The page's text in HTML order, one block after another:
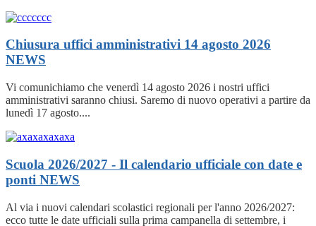
Chiusura uffici amministrativi 14 agosto 2026
NEWS
Vi comunichiamo che venerdì 14 agosto 2026 i nostri uffici
amministrativi saranno chiusi. Saremo di nuovo operativi a partire da
lunedì 17 agosto....
Scuola 2026/2027 - Il calendario ufficiale con date e
ponti NEWS
Al via i nuovi calendari scolastici regionali per l'anno 2026/2027:
ecco tutte le date ufficiali sulla prima campanella di settembre, i